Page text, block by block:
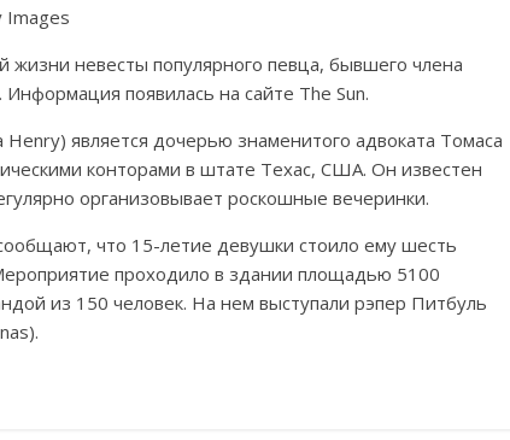
Images
невесты популярного певца, бывшего члена
появилась на сайте The Sun.
является дочерью знаменитого адвоката Томаса
конторами в штате Техас, США. Он известен
организовывает роскошные вечеринки.
что 15-летие девушки стоило ему шесть
проходило в здании площадью 5100
из 150 человек. На нем выступали рэпер Питбуль